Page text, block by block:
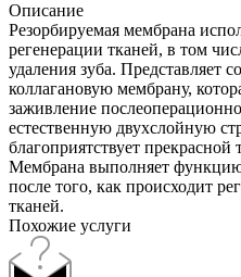
Описание
Резорбируемая мембрана
регенерации тканей, в том
удаления зуба. Представляет
коллагановую мембрану,
заживление
естественную двухслойную
благоприятствует прекрасной
Мембрана выполняет функцию
после того, как происходит
тканей.
Похожие услуги